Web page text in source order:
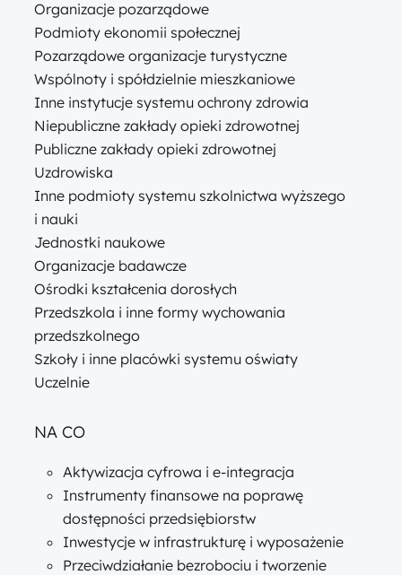
Organizacje pozarządowe
Podmioty ekonomii społecznej
Pozarządowe organizacje turystyczne
Wspólnoty i spółdzielnie mieszkaniowe
Inne instytucje systemu ochrony zdrowia
Niepubliczne zakłady opieki zdrowotnej
Publiczne zakłady opieki zdrowotnej
Uzdrowiska
Inne podmioty systemu szkolnictwa wyższego
i nauki
Jednostki naukowe
Organizacje badawcze
Ośrodki kształcenia dorosłych
Przedszkola i inne formy wychowania
przedszkolnego
Szkoły i inne placówki systemu oświaty
Uczelnie
NA CO
Aktywizacja cyfrowa i e-integracja
Instrumenty finansowe na poprawę
dostępności przedsiębiorstw
Inwestycje w infrastrukturę i wyposażenie
Przeciwdziałanie bezrobociu i tworzenie